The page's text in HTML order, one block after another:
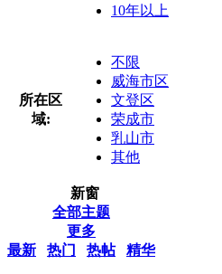
10年以上
所在区
域:
不限
威海市区
文登区
荣成市
乳山市
其他
新窗
全部主题
更多
最新
热门 热帖 精华